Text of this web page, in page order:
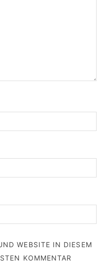
WEBSITE IN DIESEM
KOMMENTAR